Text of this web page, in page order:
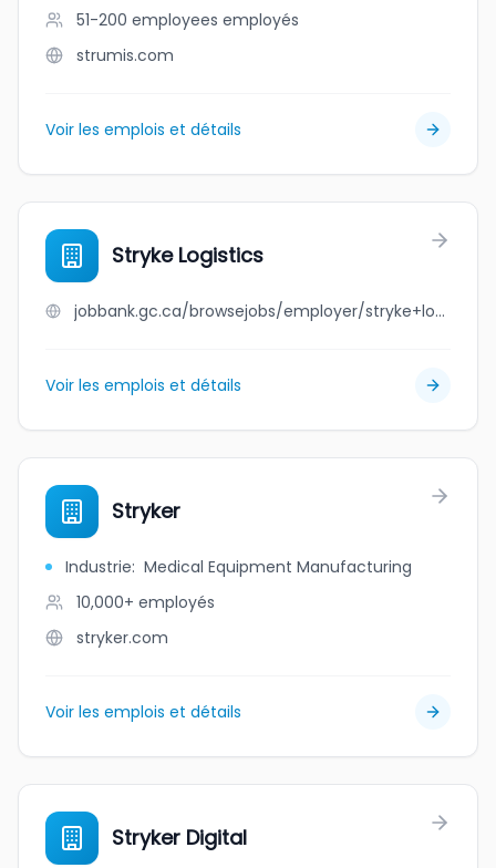
51-200 employees employés
strumis.com
Voir les emplois et détails
Stryke Logistics
jobbank.gc.ca/browsejobs/employer/stryke+logistics/ca
Voir les emplois et détails
Stryker
Industrie: Medical Equipment Manufacturing
10,000+ employés
stryker.com
Voir les emplois et détails
Stryker Digital